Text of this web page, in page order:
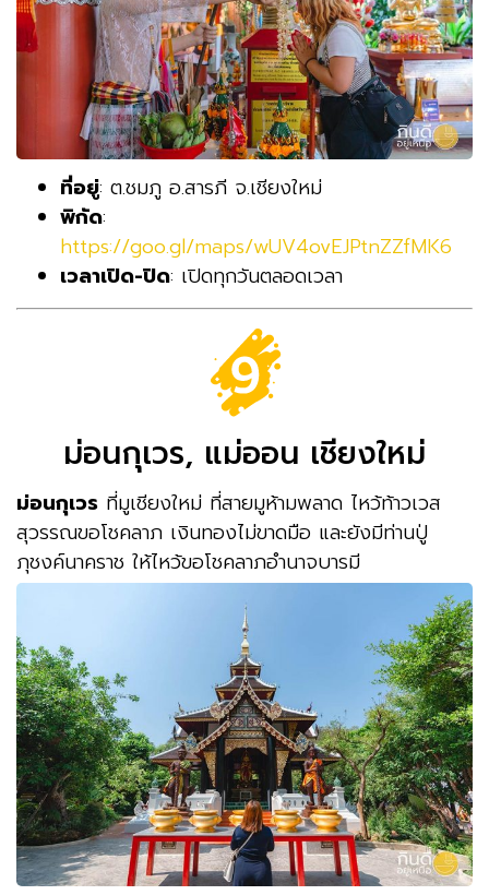
ที่อยู่: ต.ชมภู อ.สารภี จ.เชียงใหม่
พิกัด:
https://goo.gl/maps/wUV4ovEJPtnZZfMK6
เวลาเปิด-ปิด: เปิดทุกวันตลอดเวลา
ม่อนกุเวร, แม่ออน เชียงใหม่
ม่อนกุเวร ที่มูเชียงใหม่ ที่สายมูห้ามพลาด ไหว้ท้าวเวส
สุวรรณขอโชคลาภ เงินทองไม่ขาดมือ และยังมีท่านปู่
ภุชงค์นาคราช ให้ไหว้ขอโชคลาภอำนาจบารมี